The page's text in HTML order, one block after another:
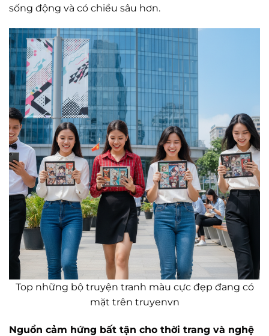
sống động và có chiều sâu hơn.
Top những bộ truyện tranh màu cực đẹp đang có
mặt trên truyenvn
Nguồn cảm hứng bất tận cho thời trang và nghệ